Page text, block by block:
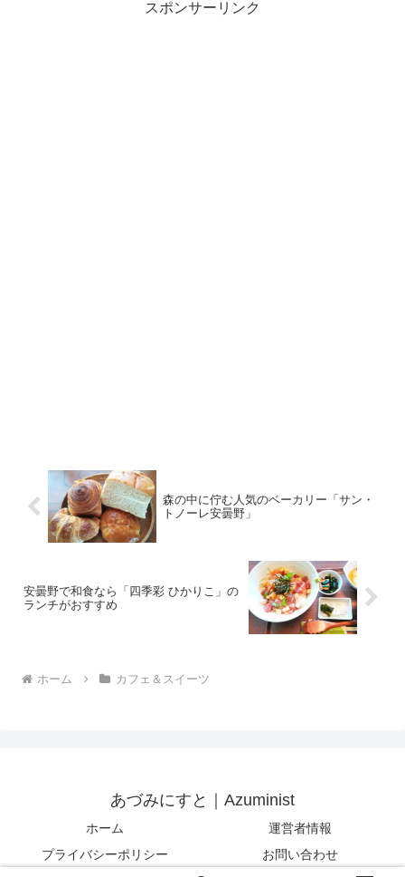
キ。ラーメンとパンケーキの組み合わせ
もいただけます。今回は、「ラーメン&カ
スポンサーリンク
森の中に佇む人気のベーカリー「サン・
トノーレ安曇野」
安曇野で和食なら「四季彩 ひかりこ」の
ランチがおすすめ
ホーム カフェ＆スイーツ
あづみにすと｜Azuminist
ホーム
運営者情報
プライバシーポリシー
お問い合わせ